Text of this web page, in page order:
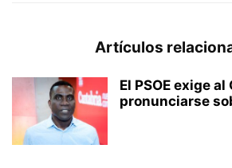
Artículos
El PSOE exige
pronunciarse